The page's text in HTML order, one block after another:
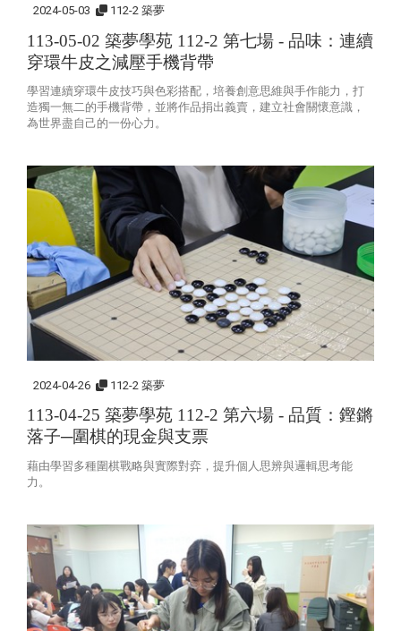
2024-05-03 112-2 築夢
113-05-02 築夢學苑 112-2 第七場 - 品味：連續
穿環牛皮之減壓手機背帶
學習連續穿環牛皮技巧與色彩搭配，培養創意思維與手作能力，打
造獨一無二的手機背帶，並將作品捐出義賣，建立社會關懷意識，
為世界盡自己的一份心力。
2024-04-26 112-2 築夢
113-04-25 築夢學苑 112-2 第六場 - 品質：鏗鏘
落子─圍棋的現金與支票
藉由學習多種圍棋戰略與實際對弈，提升個人思辨與邏輯思考能
力。